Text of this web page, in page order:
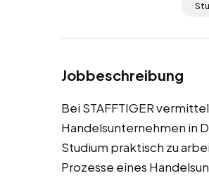
Jobbeschreibung
Bei STAFFTIGER
Handelsunternehmen in
Studium praktisch zu
Prozesse eines